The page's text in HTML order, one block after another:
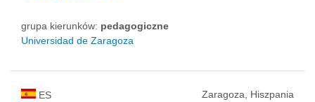
grupa kierunków: pedagogiczne
Universidad de Zaragoza
ES Zaragoza, Hiszpania